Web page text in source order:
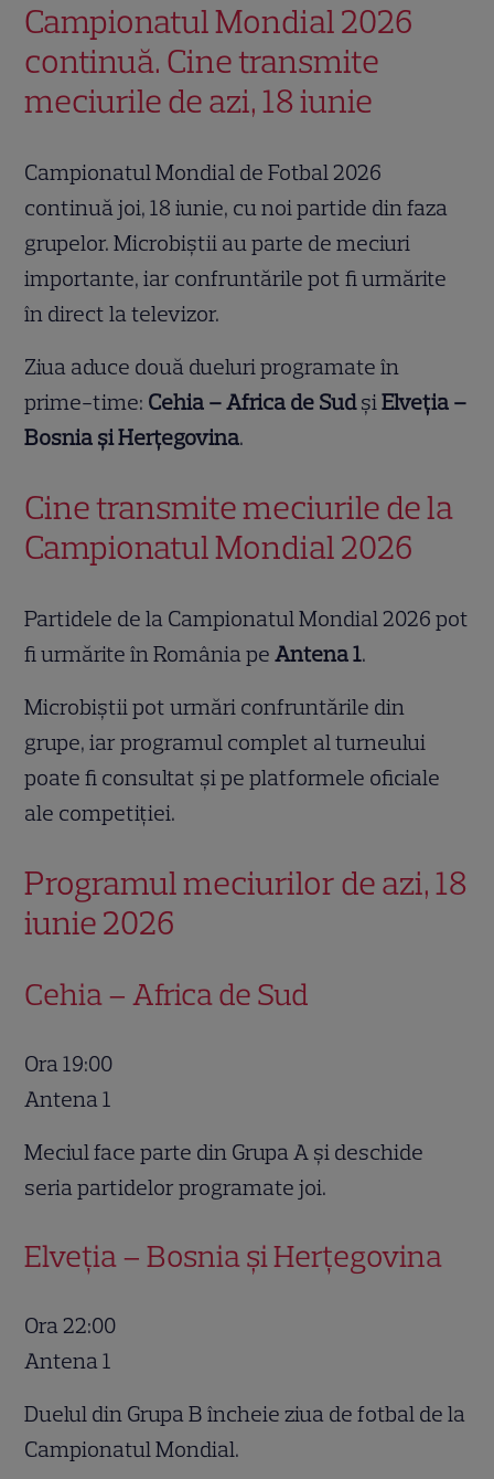
Campionatul Mondial 2026
continuă. Cine transmite
meciurile de azi, 18 iunie
Campionatul Mondial de Fotbal 2026
continuă joi, 18 iunie, cu noi partide din faza
grupelor. Microbiștii au parte de meciuri
importante, iar confruntările pot fi urmărite
în direct la televizor.
Ziua aduce două dueluri programate în
prime-time: Cehia – Africa de SudșiElveția –
Bosnia și Herțegovina.
Cine transmite meciurile de la
Campionatul Mondial 2026
Partidele de la Campionatul Mondial 2026 pot
fi urmărite în România peAntena 1.
Microbiștii pot urmări confruntările din
grupe, iar programul complet al turneului
poate fi consultat și pe platformele oficiale
ale competiției.
Programul meciurilor de azi, 18
iunie 2026
Cehia – Africa de Sud
Ora 19:00
Antena 1
Meciul face parte din Grupa A și deschide
seria partidelor programate joi.
Elveția – Bosnia și Herțegovina
Ora 22:00
Antena 1
Duelul din Grupa B încheie ziua de fotbal de la
Campionatul Mondial.